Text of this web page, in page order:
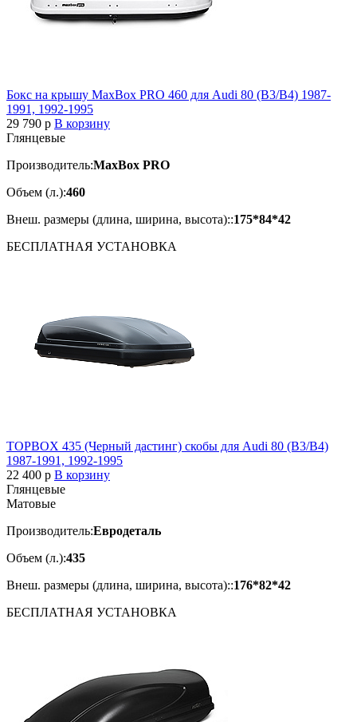
Бокс на крышу MaxBox PRO 460 для Audi 80 (B3/B4) 1987-
1991, 1992-1995
29 790 p В корзину
Глянцевые
Производитель:MaxBox PRO
Объем (л.):460
Внеш. размеры (длина, ширина, высота)::175*84*42
БЕСПЛАТНАЯ УСТАНОВКА
TOPBOX 435 (Черный дастинг) скобы для Audi 80 (B3/B4)
1987-1991, 1992-1995
22 400 p В корзину
Глянцевые
Матовые
Производитель:Евродеталь
Объем (л.):435
Внеш. размеры (длина, ширина, высота)::176*82*42
БЕСПЛАТНАЯ УСТАНОВКА